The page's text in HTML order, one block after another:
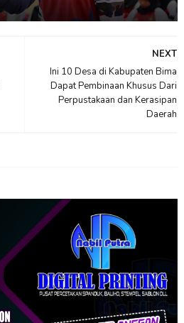
NEXT
Ini 10 Desa di Kabupaten Bima
Dapat Pembinaan Khusus Dari
Perpustakaan dan Kerasipan
Daerah